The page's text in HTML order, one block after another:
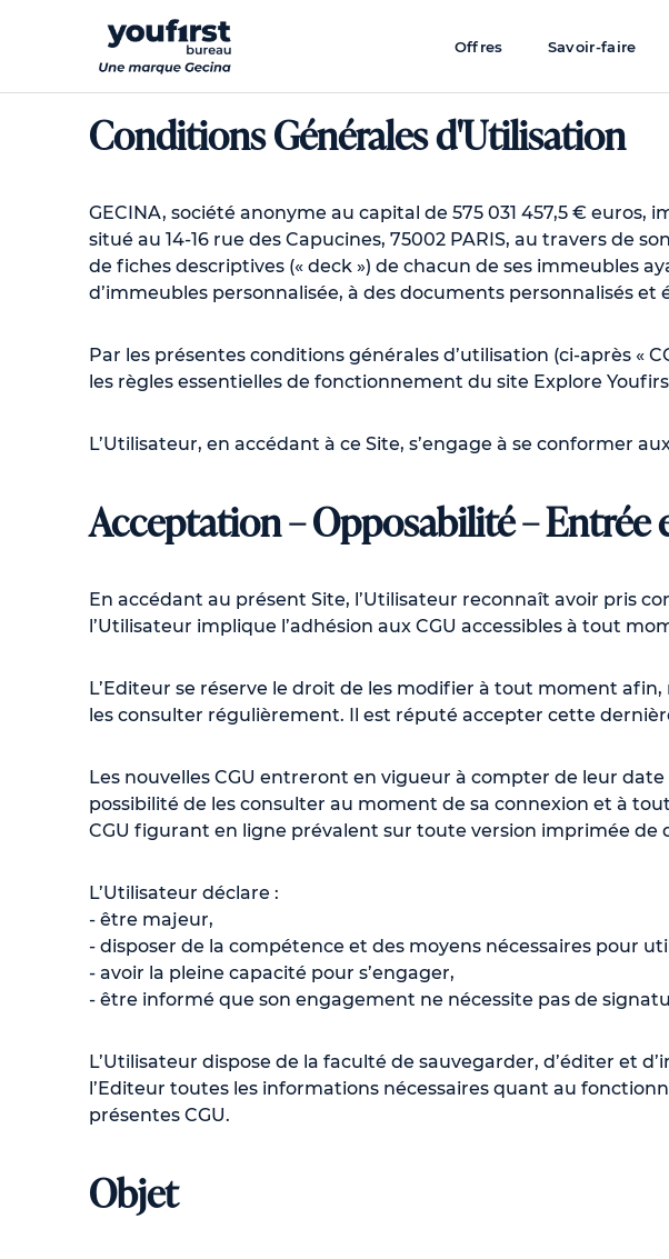
principal
Offres Savoir-faire
Conditions Générales d'Utilisation
GECINA, société anonyme au capital de 575 031 457,5 € euros,
situé au 14-16 rue des Capucines, 75002 PARIS, au travers de
de fiches descriptives (« deck ») de chacun de ses immeubles
d’immeubles personnalisée, à des documents personnalisés
Par les présentes conditions générales d’utilisation (ci-après «
les règles essentielles de fonctionnement du site Explore
L’Utilisateur, en accédant à ce Site, s’engage à se conformer
Acceptation – Opposabilité – Entrée
En accédant au présent Site, l’Utilisateur reconnaît avoir pris
l’Utilisateur implique l’adhésion aux CGU accessibles à tout
L’Editeur se réserve le droit de les modifier à tout moment
les consulter régulièrement. Il est réputé accepter cette
Les nouvelles CGU entreront en vigueur à compter de leur date
possibilité de les consulter au moment de sa connexion et à
CGU figurant en ligne prévalent sur toute version imprimée de
L’Utilisateur déclare :
- être majeur,
- disposer de la compétence et des moyens nécessaires pour
- avoir la pleine capacité pour s’engager,
- être informé que son engagement ne nécessite pas de
L’Utilisateur dispose de la faculté de sauvegarder, d’éditer et
l’Editeur toutes les informations nécessaires quant au
présentes CGU.
Objet